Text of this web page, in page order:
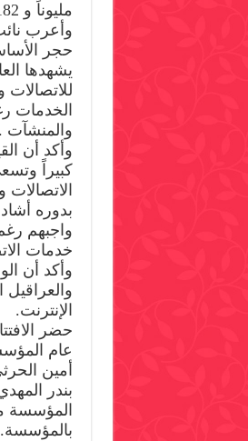
مليوناً و 182 ألف ريال.
وأعرب
حجر
يشهدها
الخدمات
والمنشآت .
وأكد أن
كبيراً
بدوره
واجبهم
خدمات
وأكد أن
الإنترنت.
حضر
عام
أمين
بندر
المؤسسة
بالمؤسسة.